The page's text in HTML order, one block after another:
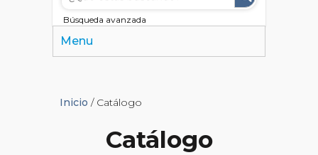
Búsqueda avanzada
Menu
Inicio / Catálogo
Catálogo